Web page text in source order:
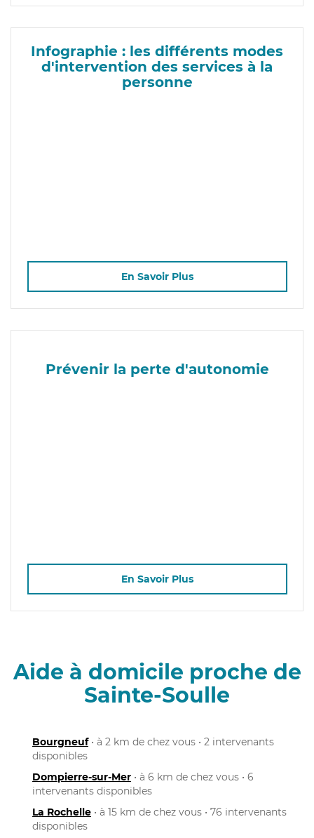
Infographie : les différents modes
d'intervention des services à la
personne
En Savoir Plus
Prévenir la perte d'autonomie
En Savoir Plus
Aide à domicile proche de
Sainte-Soulle
Bourgneuf• à 2 km de chez vous • 2 intervenants
disponibles
Dompierre-sur-Mer • à 6 km de chez vous • 6
intervenants disponibles
La Rochelle • à 15 km de chez vous • 76 intervenants
disponibles